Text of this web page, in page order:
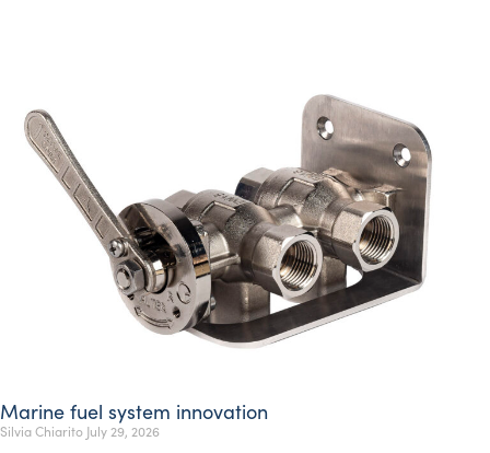
Marine fuel system innovation
Silvia Chiarito July 29, 2026